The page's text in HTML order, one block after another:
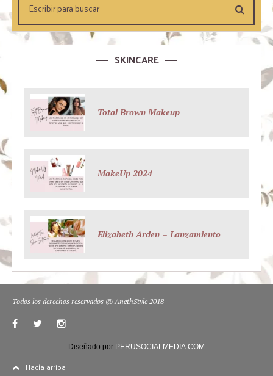
SKINCARE
Total Brown Makeup
MakeUp 2024
Elizabeth Arden – Lanzamiento
Todos los derechos reservados @ AnethStyle 2018
Diseñado por PERUSOCIALMEDIA.COM
Hacía arriba